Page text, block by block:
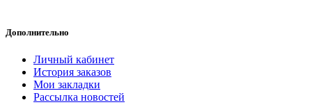
Дополнительно
Личный кабинет
История заказов
Мои закладки
Рассылка новостей